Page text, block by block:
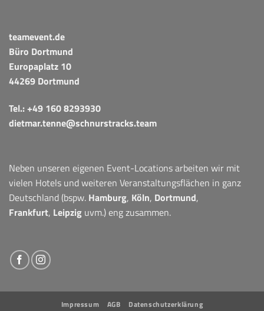
teamevent.de
Büro Dortmund
Europaplatz 10
44269 Dortmund
Tel.:+49 160 8293930
dietmar.tenne@schnurstracks.team
Neben unseren eigenen Event-Locations arbeiten wir mit
vielen Hotels und weiteren Veranstaltungsflächen in ganz
Deutschland (bspw. Hamburg, Köln, Dortmund,
Frankfurt, Leipzig uvm.) eng zusammen.
Impressum AGB Datenschutzerklärung